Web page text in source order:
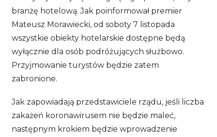
branżę hotelową. Jak poinformował premier
Mateusz Morawiecki, od soboty 7 listopada
wszystkie obiekty hotelarskie dostępne będą
wyłącznie dla osób podróżujących służbowo.
Przyjmowanie turystów będzie zatem
zabronione.
Jak zapowiadają przedstawiciele rządu, jeśli liczba
zakażeń koronawirusem nie będzie maleć,
następnym krokiem będzie wprowadzenie